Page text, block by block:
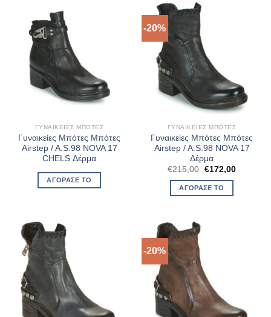
ΓΥΝΑΙΚΕΊΕΣ ΜΠΌΤΕΣ
Γυναικείες Μπότες Μπότες
Airstep / A.S.98 NOVA 17
CHELS Δέρμα
ΑΓΌΡΑΣΈ ΤΟ
-20%
ΓΥΝΑΙΚΕΊΕΣ ΜΠΌΤΕΣ
Γυναικείες Μπότες Μπότες
Airstep / A.S.98 NOVA 17
Δέρμα
€215,00 Original
was:
€215,00.
€172,00Η
ΑΓΌΡΑΣΈ ΤΟ
-20%